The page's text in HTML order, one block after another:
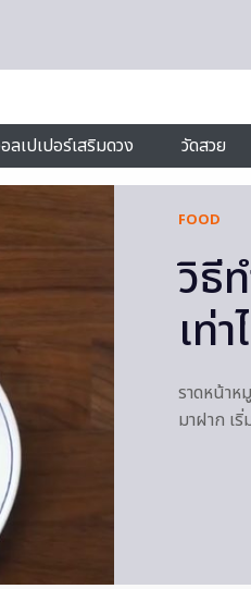
ลเปเปอร์เสริมดวง วัดสวย
FOOD
วิธี
เท่
ราดหน้าห
มาฝาก เ